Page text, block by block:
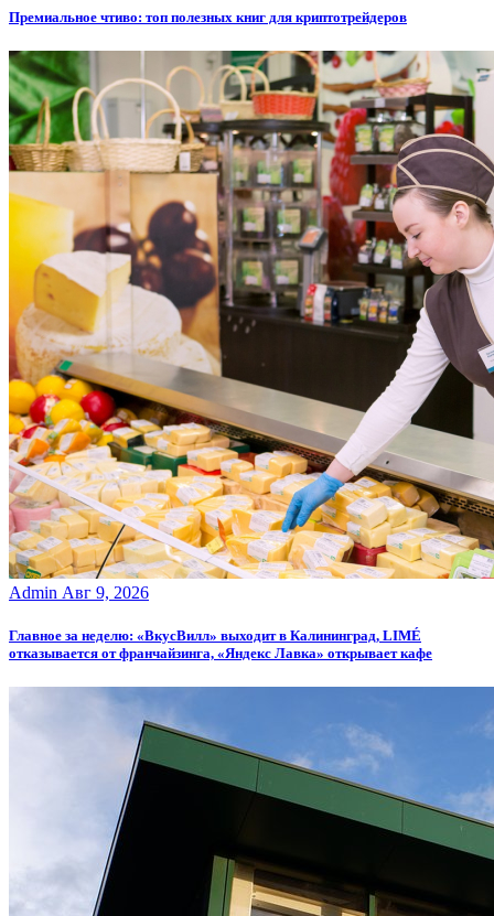
Премиальное чтиво: топ полезных книг для криптотрейдеров
Admin Авг 9, 2026
Главное за неделю: «ВкусВилл» выходит в Калининград, LIMÉ
отказывается от франчайзинга, «Яндекс Лавка» открывает кафе